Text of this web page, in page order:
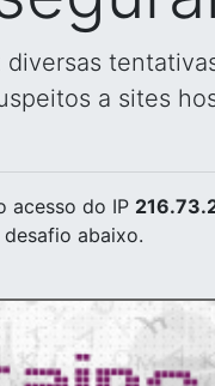
diversas
a sites
acesso do IP
abaixo.